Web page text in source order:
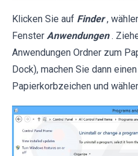
Klicken Sie auf Finder ,
Fenster Anwendungen .
Anwendungen Ordner zum
Dock), machen Sie dann
Papierkorbzeichen und